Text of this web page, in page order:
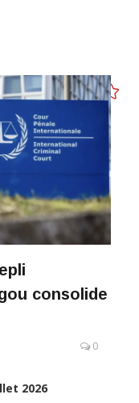
consolide
0
2026